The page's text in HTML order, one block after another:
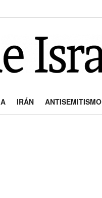
IRÁN ANTISEMITISMO